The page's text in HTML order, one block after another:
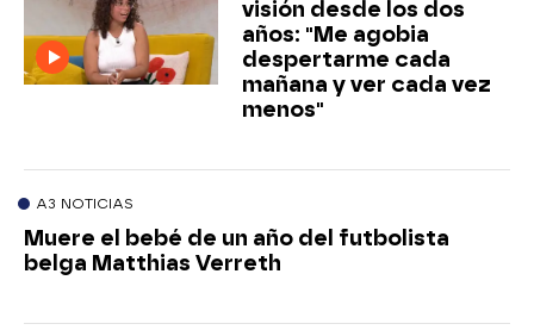
visión desde los dos
años: "Me agobia
despertarme cada
mañana y ver cada vez
menos"
A3 NOTICIAS
Muere el bebé de un año del futbolista
belga Matthias Verreth